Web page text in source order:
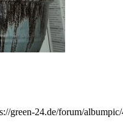
green-24.de/forum/